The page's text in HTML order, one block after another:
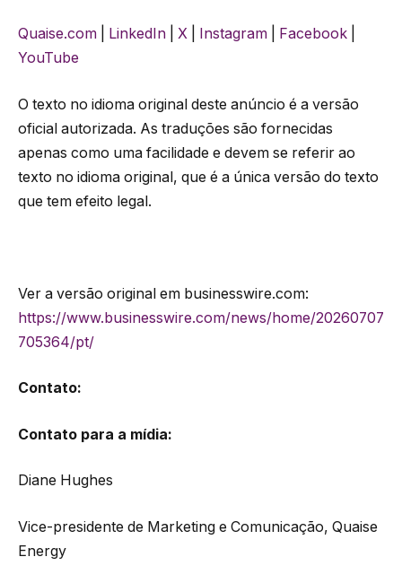
Quaise.com LinkedIn X Instagram Facebook
YouTube
O texto no idioma original deste anúncio é a versão
oficial autorizada. As traduções são fornecidas
apenas como uma facilidade e devem se referir ao
texto no idioma original, que é a única versão do texto
que tem efeito legal.
Ver a versão original em businesswire.com:
https://www.businesswire.com/news/home/20260707
705364/pt/
Contato:
Contato para a mídia:
Diane Hughes
Vice-presidente de Marketing e Comunicação, Quaise
Energy